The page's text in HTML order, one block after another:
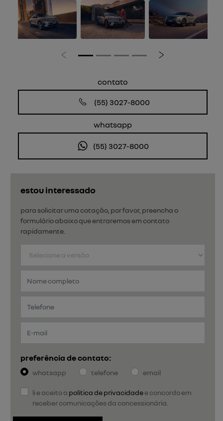
estou interessado
para solicitar uma cotação, por favor, preencha o
formulário abaixo que entraremos em contato
rapidamente.
preferência de contato:
whatsapp telefone email
li e aceito a política de privacidadee concordo em
receber comunicações da concessionária.
Anterior Próximo
contato
(55) 3027-8000
whatsapp
(55) 3027-8000